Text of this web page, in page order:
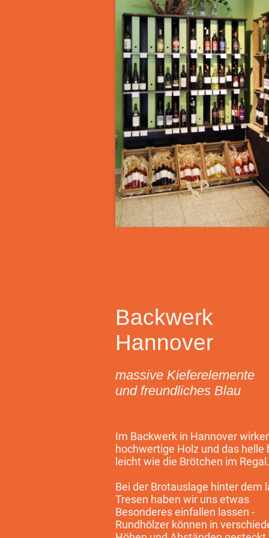
Backwerk
Hannover
massive Kieferelemente
und freundliches Blau
Im Backwerk in Hannover
hochwertige Holz und das helle
leicht wie die Brötchen im Regal.
Bei der Brotauslage hinter dem
Tresen haben wir uns etwas
Besonderes einfallen lassen -
Rundhölzer können in